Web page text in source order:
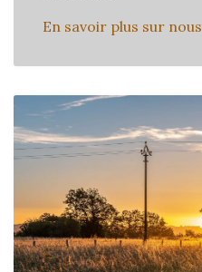
En savoir plus sur nous​